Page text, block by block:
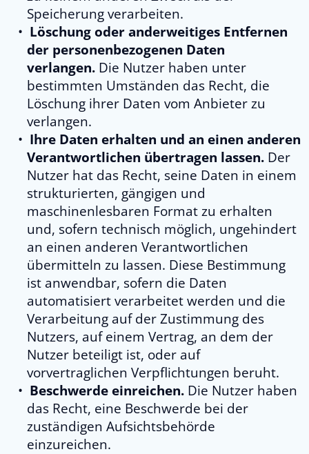
Speicherung verarbeiten.
Löschung oder anderweitiges Entfernen
der personenbezogenen Daten
verlangen.Die Nutzer haben unter
bestimmten Umständen das Recht, die
Löschung ihrer Daten vom Anbieter zu
verlangen.
Ihre Daten erhalten und an einen anderen
Verantwortlichen übertragen lassen.Der
Nutzer hat das Recht, seine Daten in einem
strukturierten, gängigen und
maschinenlesbaren Format zu erhalten
und, sofern technisch möglich, ungehindert
an einen anderen Verantwortlichen
übermitteln zu lassen. Diese Bestimmung
ist anwendbar, sofern die Daten
automatisiert verarbeitet werden und die
Verarbeitung auf der Zustimmung des
Nutzers, auf einem Vertrag, an dem der
Nutzer beteiligt ist, oder auf
vorvertraglichen Verpflichtungen beruht.
Beschwerde einreichen. Die Nutzer haben
das Recht, eine Beschwerde bei der
zuständigen Aufsichtsbehörde
einzureichen.